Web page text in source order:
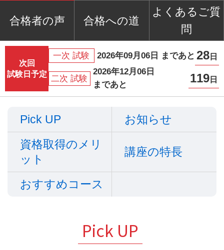
合格者の声 合格への道
よくあるご質
問
次回
試験日予定
一次 試験 2026年09月06日 まであと 28 日
二次 試験
2026年12月06日
まであと
119 日
Pick UP
お知らせ
資格取得のメリ
ット
講座の特長
おすすめコース
Pick UP